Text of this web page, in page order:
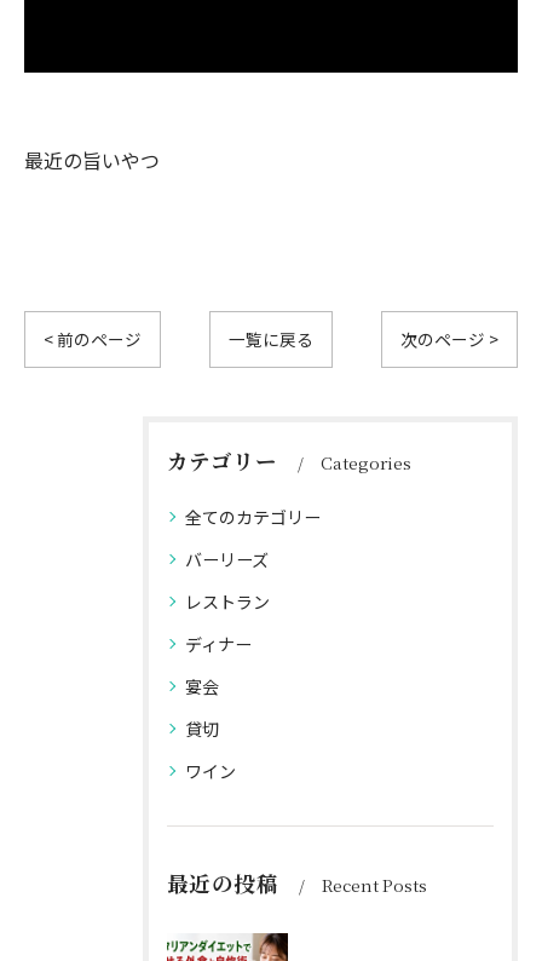
最近の旨いやつ
< 前のページ 一覧に戻る 次のページ >
カテゴリー Categories
全てのカテゴリー
バーリーズ
レストラン
ディナー
宴会
貸切
ワイン
最近の投稿 Recent Posts